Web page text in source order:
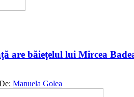
are băieţelul lui Mircea
Manuela Golea